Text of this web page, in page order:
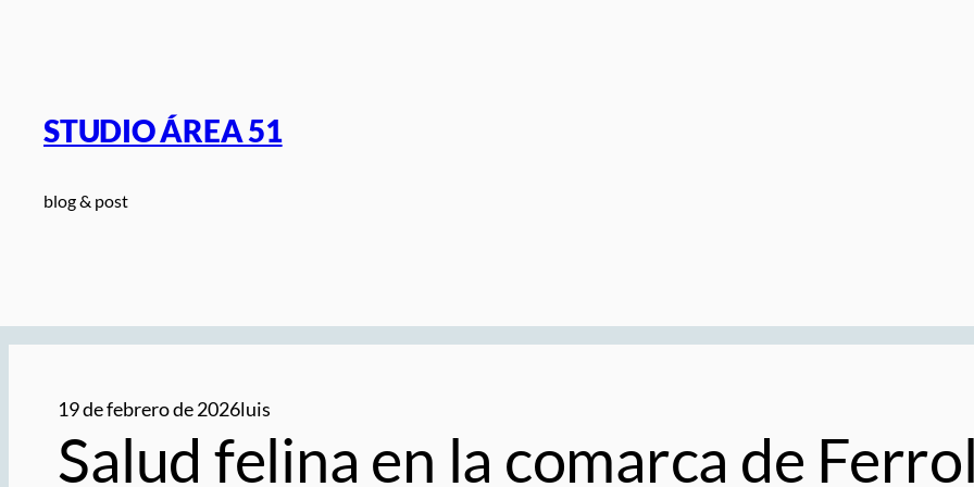
STUDIO ÁREA 51
blog & post
19 de febrero de 2026luis
Salud felina en la comarca de